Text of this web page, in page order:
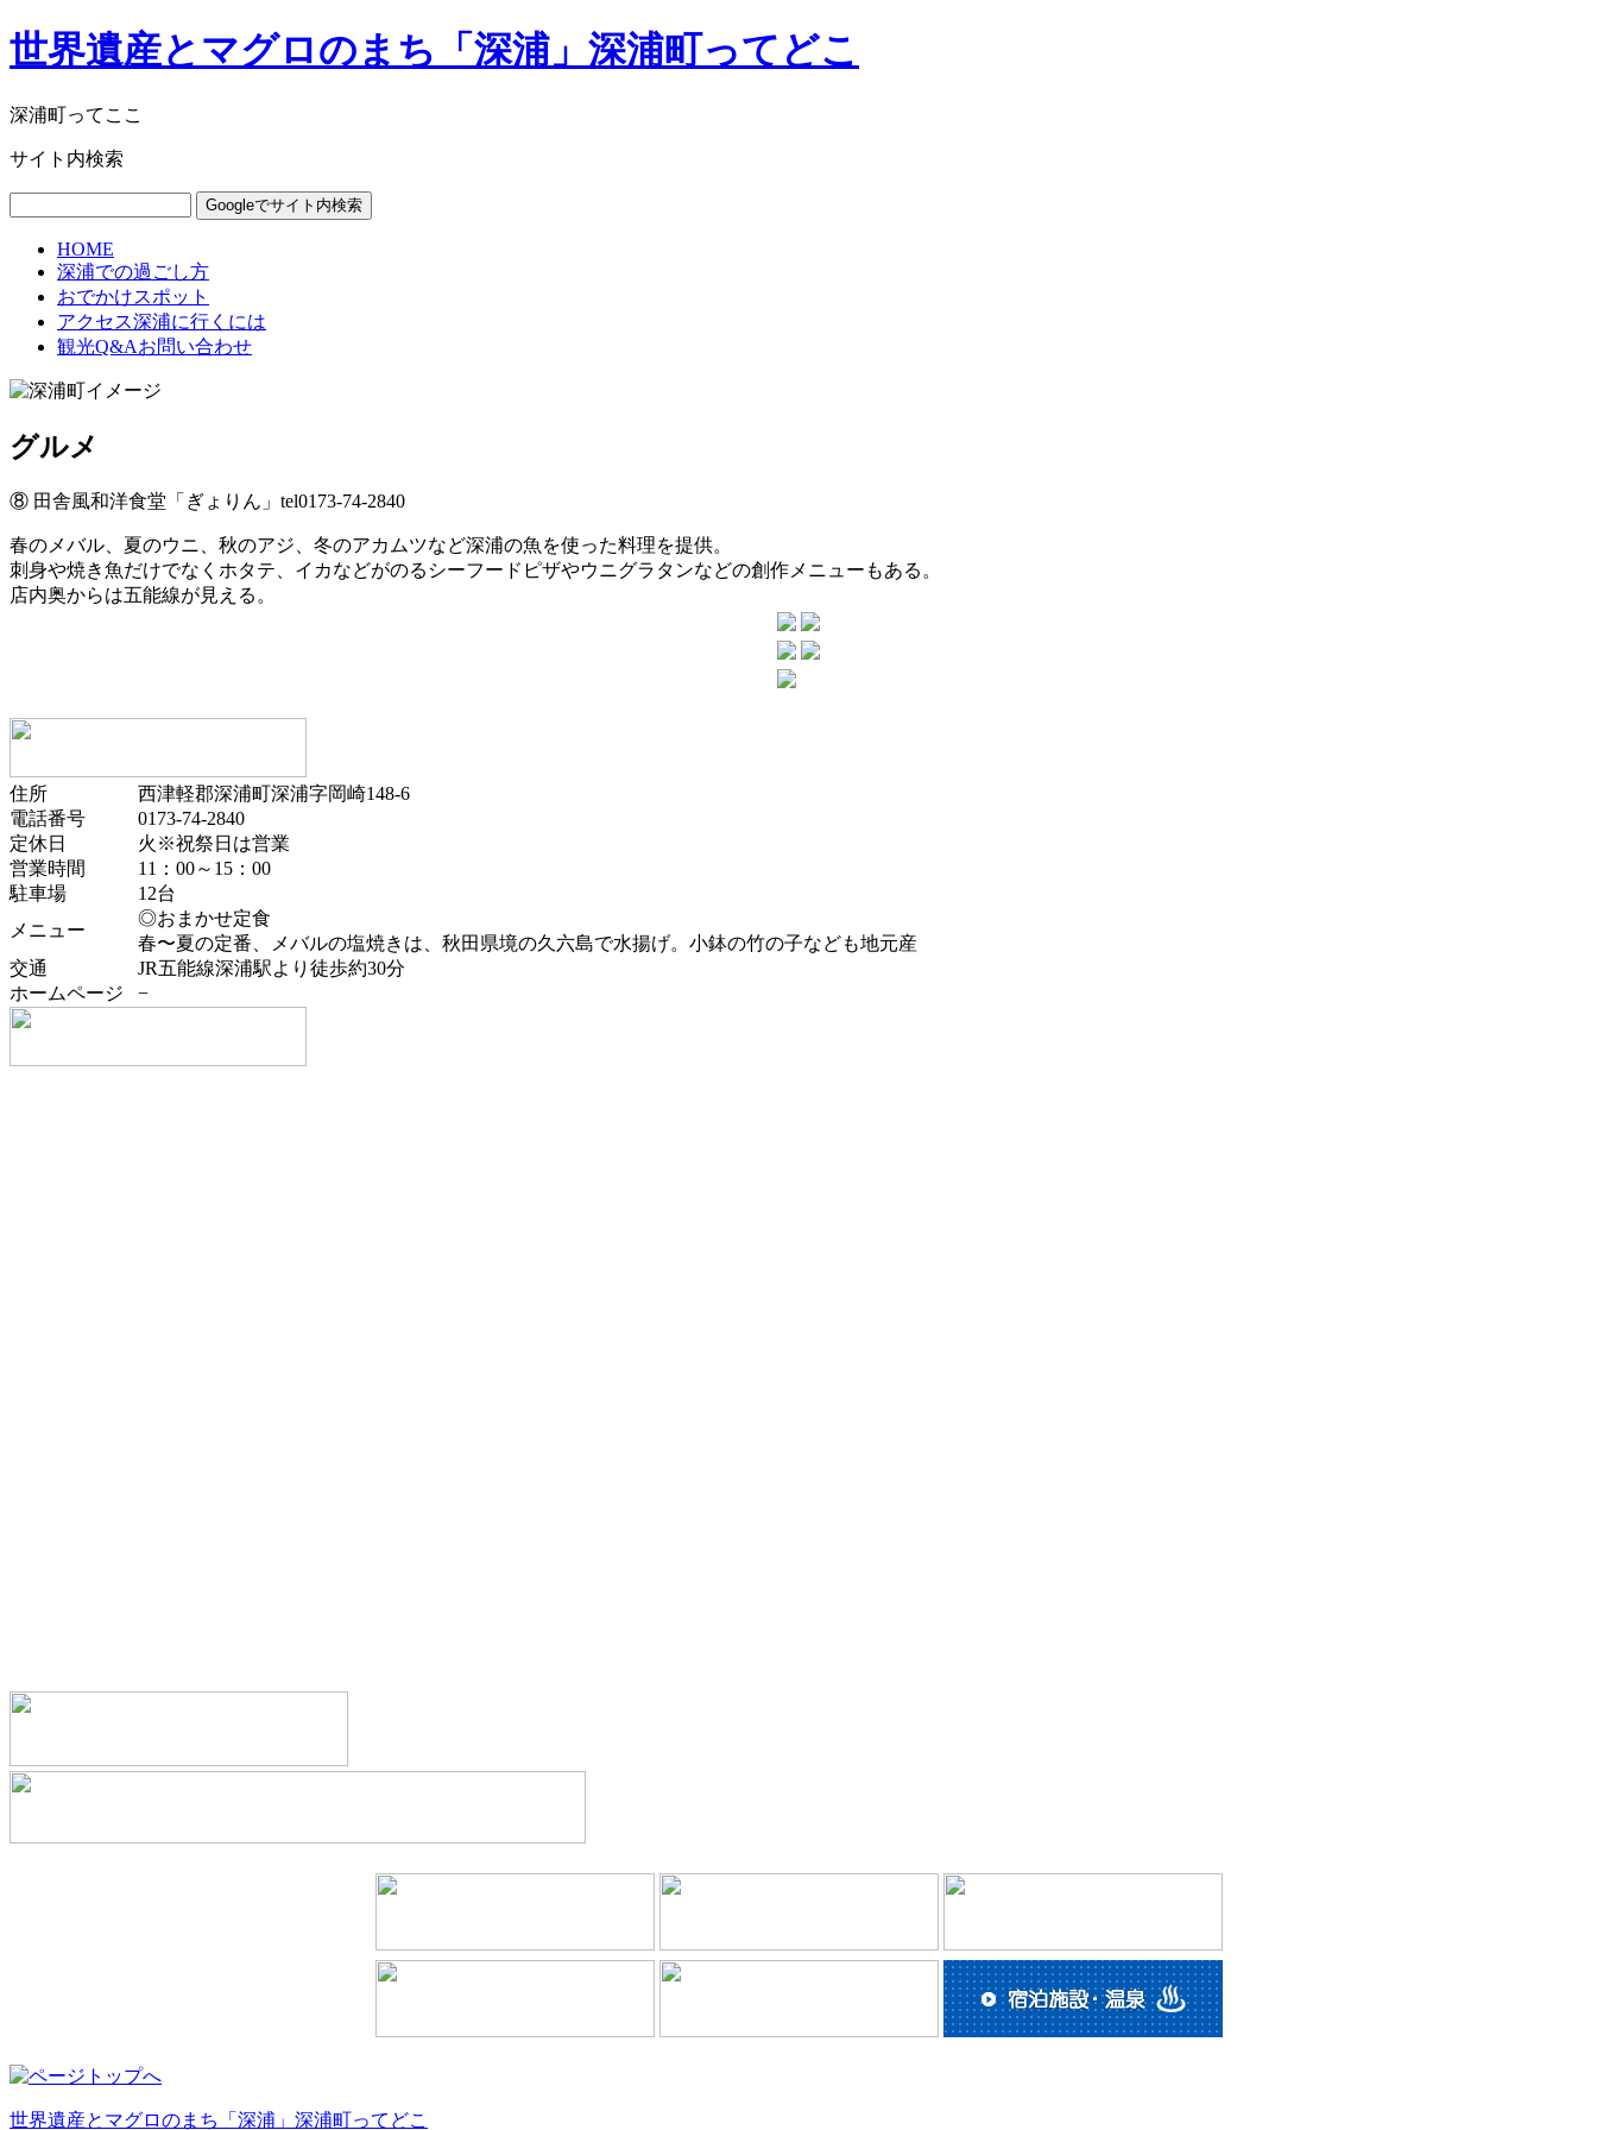
世界遺産とマグロのまち「深浦」深浦町ってどこ
深浦町ってここ
サイト内検索
HOME
深浦での過ごし方
おでかけスポット
アクセス深浦に行くには
観光Q&Aお問い合わせ
グルメ
⑧ 田舎風和洋食堂「ぎょりん」 tel0173-74-2840
春のメバル、夏のウニ、秋のアジ、冬のアカムツなど深浦の魚を使った料理を提供。
刺身や焼き魚だけでなくホタテ、イカなどがのるシーフードピザやウニグラタンなどの創作メニューもある。
店内奥からは五能線が見える。
住所
西津軽郡深浦町深浦字岡崎148-6
電話番号
0173-74-2840
定休日
火※祝祭日は営業
営業時間
11：00～15：00
駐車場
12台
メニュー
◎おまかせ定食
春〜夏の定番、メバルの塩焼きは、秋田県境の久六島で水揚げ。小鉢の竹の子なども地元産
交通
JR五能線深浦駅より徒歩約30分
ホームページ
−
世界遺産とマグロのまち「深浦」深浦町ってどこ